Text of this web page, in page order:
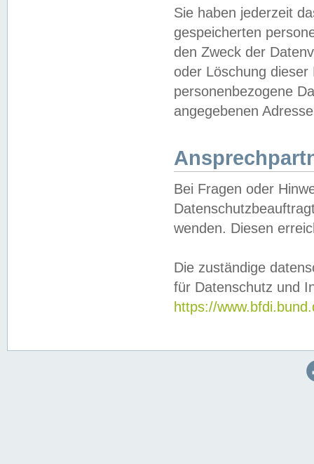
Sie haben jederzeit
gespeicherten
den Zweck der
oder Löschung
personenbezogene
angegebenen
Bei Fragen oder
wenden. Diesen
Die zuständige
für Datenschutz und
https://